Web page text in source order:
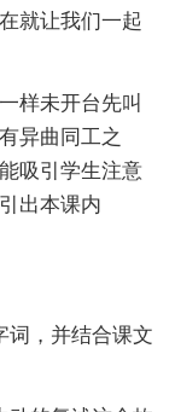
就让我们一起
样未开台先叫
异曲同工之
吸引学生注意
出本课内
，并结合课文